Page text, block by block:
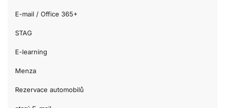
E-mail / Office 365+
STAG
E-learning
Menza
Rezervace automobilů